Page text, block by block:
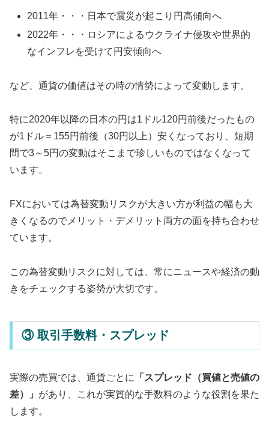
2011年・・・日本で震災が起こり円高傾向へ
2022年・・・ロシアによるウクライナ侵攻や世界的
なインフレを受けて円安傾向へ
など、通貨の価値はその時の情勢によって変動します。
特に2020年以降の日本の円は1ドル120円前後だったもの
が1ドル＝155円前後（30円以上）安くなっており、短期
間で3～5円の変動はそこまで珍しいものではなくなって
います。
FXにおいては為替変動リスクが大きい方が利益の幅も大
きくなるのでメリット・デメリット両方の面を持ち合わせ
ています。
この為替変動リスクに対しては、常にニュースや経済の動
きをチェックする姿勢が大切です。
③ 取引手数料・スプレッド
実際の売買では、通貨ごとに 「スプレッド（買値と売値の
差）」 があり、これが実質的な手数料のような役割を果た
します。